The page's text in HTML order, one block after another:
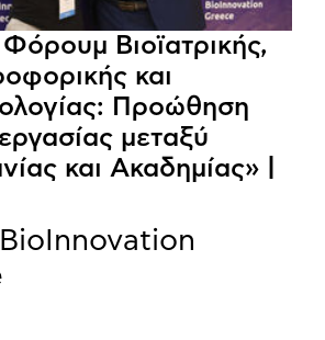
Βιοϊατρικής,
και
Προώθηση
μεταξύ
και Ακαδημίας» |